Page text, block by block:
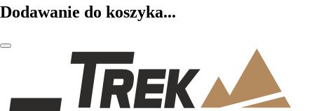
Dodawanie do koszyka...